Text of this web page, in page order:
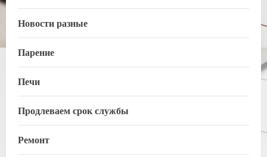
Новости разные
Парение
Печи
Продлеваем срок службы
Ремонт